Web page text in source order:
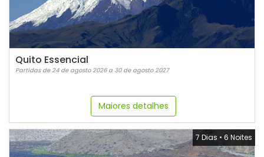
Quito Essencial
Partidas de 24 de agosto 2026 a 30 de agosto 2027
Maiores detalhes
7 Dias • 6 Noites